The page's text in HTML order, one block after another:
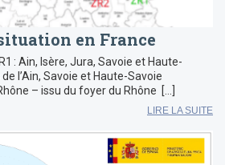
en France
: Ain, Isère, Jura, Savoie et Haute-
l’Ain, Savoie et Haute-Savoie
– issu du foyer du Rhône […]
LIRE LA SUITE